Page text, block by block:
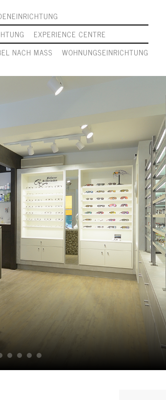
EXPERIENCE CENTRE
NACH MASS WOHNUNGSEINRICHTUNG